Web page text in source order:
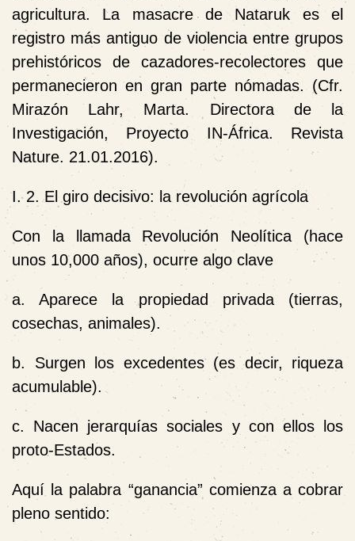
agricultura. La masacre de Nataruk es el
registro más antiguo de violencia entre grupos
prehistóricos de cazadores-recolectores que
permanecieron en gran parte nómadas. (Cfr.
Mirazón Lahr, Marta. Directora de la
Investigación, Proyecto IN-África. Revista
Nature. 21.01.2016).
I. 2. El giro decisivo: la revolución agrícola
Con la llamada Revolución Neolítica (hace
unos 10,000 años), ocurre algo clave
a. Aparece la propiedad privada (tierras,
cosechas, animales).
b. Surgen los excedentes (es decir, riqueza
acumulable).
c. Nacen jerarquías sociales y con ellos los
proto-Estados.
Aquí la palabra “ganancia” comienza a cobrar
pleno sentido: